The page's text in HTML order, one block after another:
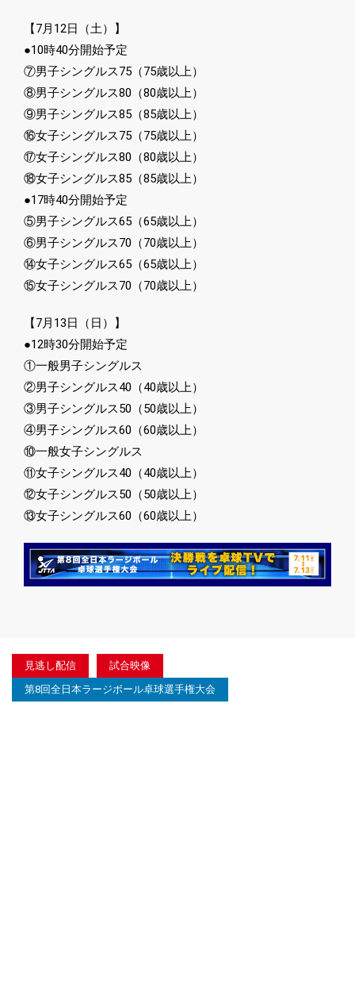
【7月12日（土）】
●10時40分開始予定
⑦男子シングルス75（75歳以上）
⑧男子シングルス80（80歳以上）
⑨男子シングルス85（85歳以上）
⑯女子シングルス75（75歳以上）
⑰女子シングルス80（80歳以上）
⑱女子シングルス85（85歳以上）
●17時40分開始予定
⑤男子シングルス65（65歳以上）
⑥男子シングルス70（70歳以上）
⑭女子シングルス65（65歳以上）
⑮女子シングルス70（70歳以上）
【7月13日（日）】
●12時30分開始予定
①一般男子シングルス
②男子シングルス40（40歳以上）
③男子シングルス50（50歳以上）
④男子シングルス60（60歳以上）
⑩一般女子シングルス
⑪女子シングルス40（40歳以上）
⑫女子シングルス50（50歳以上）
⑬女子シングルス60（60歳以上）
見逃し配信
試合映像
第8回全日本ラージボール卓球選手権大会